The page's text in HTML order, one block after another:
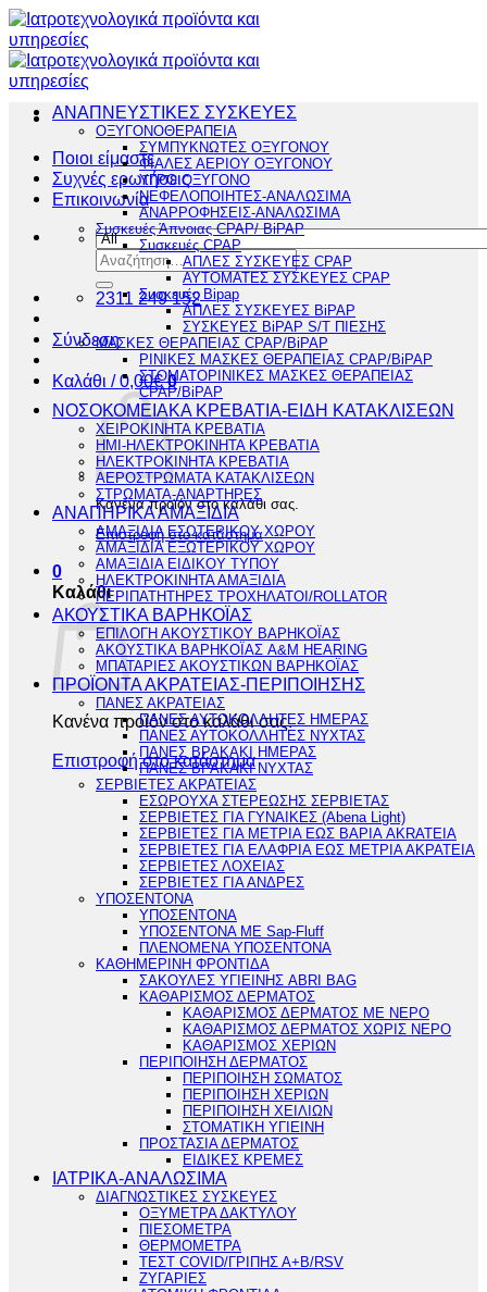
Μετάβαση
στο
περιεχόμενο
Ποιοι είμαστε
Συχνές ερωτήσεις
Επικοινωνία
Αναζήτηση
για:
2311 249 152
Σύνδεση
Καλάθι /0,00€ 0
Κανένα προϊόν στο καλάθι σας.
Επιστροφή στο κατάστημα
0
Καλάθι
Κανένα προϊόν στο καλάθι σας.
Επιστροφή στο κατάστημα
ΑΝΑΠΝΕΥΣΤΙΚΕΣ ΣΥΣΚΕΥΕΣ
ΟΞΥΓΟΝΟΘΕΡΑΠΕΙΑ
ΣΥΜΠΥΚΝΩΤΕΣ ΟΞΥΓΟΝΟΥ
ΦΙΑΛΕΣ ΑΕΡΙΟΥ ΟΞΥΓΟΝΟΥ
ΥΓΡΟ ΟΞΥΓΟΝΟ
ΝΕΦΕΛΟΠΟΙΗΤΕΣ-ΑΝΑΛΩΣΙΜΑ
ΑΝΑΡΡΟΦΗΣΕΙΣ-ΑΝΑΛΩΣΙΜΑ
Συσκευές Άπνοιας CPAP/ BiPAP
Συσκευές CPAP
ΑΠΛΕΣ ΣΥΣΚΕΥΕΣ CPAP
ΑΥΤΟΜΑΤΕΣ ΣΥΣΚΕΥΕΣ CPAP
Συσκευές Bipap
ΑΠΛΕΣ ΣΥΣΚΕΥΕΣ BiPAP
ΣΥΣΚΕΥΕΣ BiPAP S/T ΠΙΕΣΗΣ
ΜΑΣΚΕΣ ΘΕΡΑΠΕΙΑΣ CPAP/BiPAP
ΡΙΝΙΚΕΣ ΜΑΣΚΕΣ ΘΕΡΑΠΕΙΑΣ CPAP/BiPAP
ΣΤΟΜΑΤΟΡΙΝΙΚΕΣ ΜΑΣΚΕΣ ΘΕΡΑΠΕΙΑΣ
CPAP/BiPAP
ΝΟΣΟΚΟΜΕΙΑΚΑ ΚΡΕΒΑΤΙΑ-ΕΙΔΗ ΚΑΤΑΚΛΙΣΕΩΝ
ΧΕΙΡΟΚΙΝΗΤΑ ΚΡΕΒΑΤΙΑ
ΗΜΙ-ΗΛΕΚΤΡΟΚΙΝΗΤΑ ΚΡΕΒΑΤΙΑ
ΗΛΕΚΤΡΟΚΙΝΗΤΑ ΚΡΕΒΑΤΙΑ
ΑΕΡΟΣΤΡΩΜΑΤΑ ΚΑΤΑΚΛΙΣΕΩΝ
ΣΤΡΩΜΑΤΑ-ΑΝΑΡΤΗΡΕΣ
ΑΝΑΠΗΡΙΚΑ ΑΜΑΞΙΔΙΑ
ΑΜΑΞΙΔΙΑ ΕΣΩΤΕΡΙΚΟΥ ΧΩΡΟΥ
ΑΜΑΞΙΔΙΑ ΕΞΩΤΕΡΙΚΟΥ ΧΩΡΟΥ
ΑΜΑΞΙΔΙΑ ΕΙΔΙΚΟΥ ΤΥΠΟΥ
ΗΛΕΚΤΡΟΚΙΝΗΤΑ ΑΜΑΞΙΔΙΑ
ΠΕΡΙΠΑΤΗΤΗΡΕΣ ΤΡΟΧΗΛΑΤΟΙ/ROLLATOR
ΑΚΟΥΣΤΙΚΑ ΒΑΡΗΚΟΪΑΣ
ΕΠΙΛΟΓΗ ΑΚΟΥΣΤΙΚΟΥ ΒΑΡΗΚΟΪΑΣ
ΑΚΟΥΣΤΙΚΑ ΒΑΡΗΚΟΪΑΣ A&M HEARING
ΜΠΑΤΑΡΙΕΣ ΑΚΟΥΣΤΙΚΩΝ ΒΑΡΗΚΟΪΑΣ
ΠΡΟΪΟΝΤΑ ΑΚΡΑΤΕΙΑΣ-ΠΕΡΙΠΟΙΗΣΗΣ
ΠΑΝΕΣ ΑΚΡΑΤΕΙΑΣ
ΠΑΝΕΣ ΑΥΤΟΚΟΛΛΗΤΕΣ ΗΜΕΡΑΣ
ΠΑΝΕΣ ΑΥΤΟΚΟΛΛΗΤΕΣ ΝΥΧΤΑΣ
ΠΑΝΕΣ ΒΡΑΚΑΚΙ ΗΜΕΡΑΣ
ΠΑΝΕΣ ΒΡΑΚΑΚΙ ΝΥΧΤΑΣ
ΣΕΡΒΙΕΤΕΣ ΑΚΡΑΤΕΙΑΣ
ΕΣΩΡΟΥΧΑ ΣΤΕΡΕΩΣΗΣ ΣΕΡΒΙΕΤΑΣ
ΣΕΡΒΙΕΤΕΣ ΓΙΑ ΓΥΝΑΙΚΕΣ (Abena Light)
ΣΕΡΒΙΕΤΕΣ ΓΙΑ ΜΕΤΡΙΑ ΕΩΣ ΒΑΡΙΑ AKRATEIA
ΣΕΡΒΙΕΤΕΣ ΓΙΑ ΕΛΑΦΡΙΑ ΕΩΣ ΜΕΤΡΙΑ ΑΚΡΑΤΕΙΑ
ΣΕΡΒΙΕΤΕΣ ΛΟΧΕΙΑΣ
ΣΕΡΒΙΕΤΕΣ ΓΙΑ ΑΝΔΡΕΣ
ΥΠΟΣΕΝΤΟΝΑ
ΥΠΟΣΕΝΤΟΝΑ
ΥΠΟΣΕΝΤΟΝΑ ΜΕ Sap-Fluff
ΠΛΕΝΟΜΕΝΑ ΥΠΟΣΕΝΤΟΝΑ
ΚΑΘΗΜΕΡΙΝΗ ΦΡΟΝΤΙΔΑ
ΣΑΚΟΥΛΕΣ ΥΓΙΕΙΝΗΣ ABRI BAG
ΚΑΘΑΡΙΣΜΟΣ ΔΕΡΜΑΤΟΣ
ΚΑΘΑΡΙΣΜΟΣ ΔΕΡΜΑΤΟΣ ΜΕ ΝΕΡΟ
ΚΑΘΑΡΙΣΜΟΣ ΔΕΡΜΑΤΟΣ ΧΩΡΙΣ ΝΕΡΟ
ΚΑΘΑΡΙΣΜΟΣ ΧΕΡΙΩΝ
ΠΕΡΙΠΟΙΗΣΗ ΔΕΡΜΑΤΟΣ
ΠΕΡΙΠΟΙΗΣΗ ΣΩΜΑΤΟΣ
ΠΕΡΙΠΟΙΗΣΗ ΧΕΡΙΩΝ
ΠΕΡΙΠΟΙΗΣΗ ΧΕΙΛΙΩΝ
ΣΤΟΜΑΤΙΚΗ ΥΓΙΕΙΝΗ
ΠΡΟΣΤΑΣΙΑ ΔΕΡΜΑΤΟΣ
ΕΙΔΙΚΕΣ ΚΡΕΜΕΣ
ΙΑΤΡΙΚΑ-ΑΝΑΛΩΣΙΜΑ
ΔΙΑΓΝΩΣΤΙΚΕΣ ΣΥΣΚΕΥΕΣ
ΟΞΥΜΕΤΡΑ ΔΑΚΤΥΛΟΥ
ΠΙΕΣΟΜΕΤΡΑ
ΘΕΡΜΟΜΕΤΡΑ
ΤΕΣΤ COVID/ΓΡΙΠΗΣ Α+Β/RSV
ΖΥΓΑΡΙΕΣ